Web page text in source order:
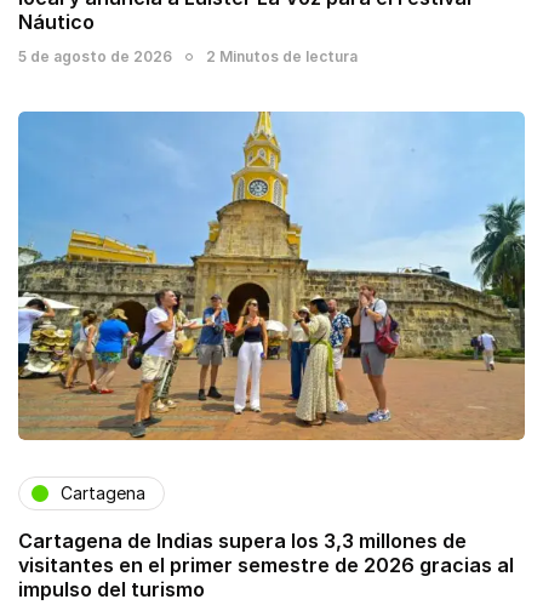
Náutico
5 de agosto de 2026 2 Minutos de lectura
Cartagena
Cartagena de Indias supera los 3,3 millones de
visitantes en el primer semestre de 2026 gracias al
impulso del turismo